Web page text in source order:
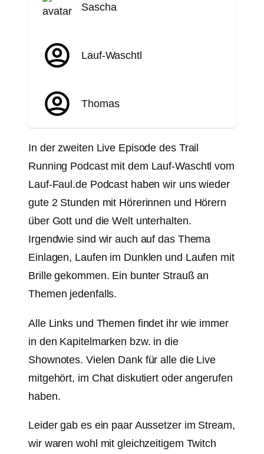
Sascha
Lauf-Waschtl
Thomas
In der zweiten Live Episode des Trail
Running Podcast mit dem Lauf-Waschtl vom
Lauf-Faul.de Podcast haben wir uns wieder
gute 2 Stunden mit Hörerinnen und Hörern
über Gott und die Welt unterhalten.
Irgendwie sind wir auch auf das Thema
Einlagen, Laufen im Dunklen und Laufen mit
Brille gekommen. Ein bunter Strauß an
Themen jedenfalls.
Alle Links und Themen findet ihr wie immer
in den Kapitelmarken bzw. in die
Shownotes. Vielen Dank für alle die Live
mitgehört, im Chat diskutiert oder angerufen
haben.
Leider gab es ein paar Aussetzer im Stream,
wir waren wohl mit gleichzeitigem Twitch